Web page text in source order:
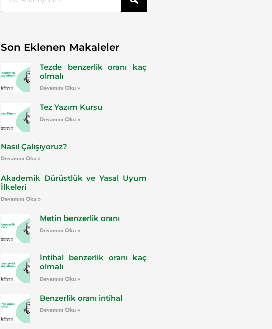
Son Eklenen Makaleler
Tezde benzerlik oranı kaç
olmalı
Devamını Oku »
Tez Yazım Kursu
Devamını Oku »
Nasıl Çalışıyoruz?
Devamını Oku »
Akademik Dürüstlük ve Yasal Uyum
İlkeleri
Devamını Oku »
Metin benzerlik oranı
Devamını Oku »
İntihal benzerlik oranı kaç
olmalı
Devamını Oku »
Benzerlik oranı intihal
Devamını Oku »